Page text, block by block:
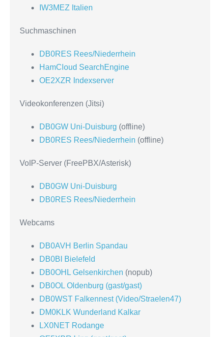
IW3MEZ Italien
Suchmaschinen
DB0RES Rees/Niederrhein
HamCloud SearchEngine
OE2XZR Indexserver
Videokonferenzen (Jitsi)
DB0GW Uni-Duisburg (offline)
DB0RES Rees/Niederrhein (offline)
VoIP-Server (FreePBX/Asterisk)
DB0GW Uni-Duisburg
DB0RES Rees/Niederrhein
Webcams
DB0AVH Berlin Spandau
DB0BI Bielefeld
DB0OHL Gelsenkirchen (nopub)
DB0OL Oldenburg (gast/gast)
DB0WST Falkennest (Video/Straelen47)
DM0KLK Wunderland Kalkar
LX0NET Rodange